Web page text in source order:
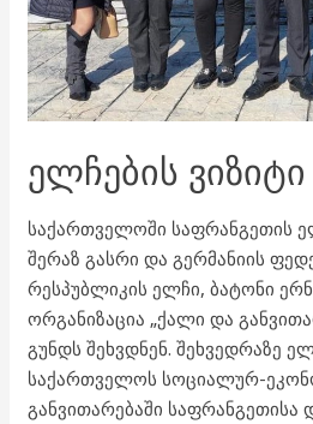
ᲔᲚᲩᲔᲑᲘᲡ
საქართველოში საფრანგეთის
შერაზ გასრი და გერმანიის
რესპუბლიკის ელჩი, ბატონი
ორგანიზაცია „ქალი და
გუნდს შეხვდნენ. შეხვედრაზე
საქართველოს სოციალურ-
განვითარებაში საფრანგეთისა